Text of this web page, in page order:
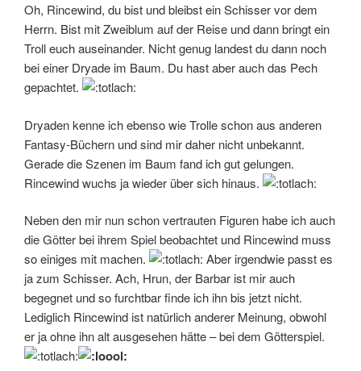
Oh, Rincewind, du bist und bleibst ein Schisser vor dem
Herrn. Bist mit Zweiblum auf der Reise und dann bringt ein
Troll euch auseinander. Nicht genug landest du dann noch
bei einer Dryade im Baum. Du hast aber auch das Pech
gepachtet.
Dryaden kenne ich ebenso wie Trolle schon aus anderen
Fantasy-Büchern und sind mir daher nicht unbekannt.
Gerade die Szenen im Baum fand ich gut gelungen.
Rincewind wuchs ja wieder über sich hinaus.
Neben den mir nun schon vertrauten Figuren habe ich auch
die Götter bei ihrem Spiel beobachtet und Rincewind muss
so einiges mit machen.
Aber irgendwie passt es
ja zum Schisser. Ach, Hrun, der Barbar ist mir auch
begegnet und so furchtbar finde ich ihn bis jetzt nicht.
Lediglich Rincewind ist natürlich anderer Meinung, obwohl
er ja ohne ihn alt ausgesehen hätte – bei dem Götterspiel.